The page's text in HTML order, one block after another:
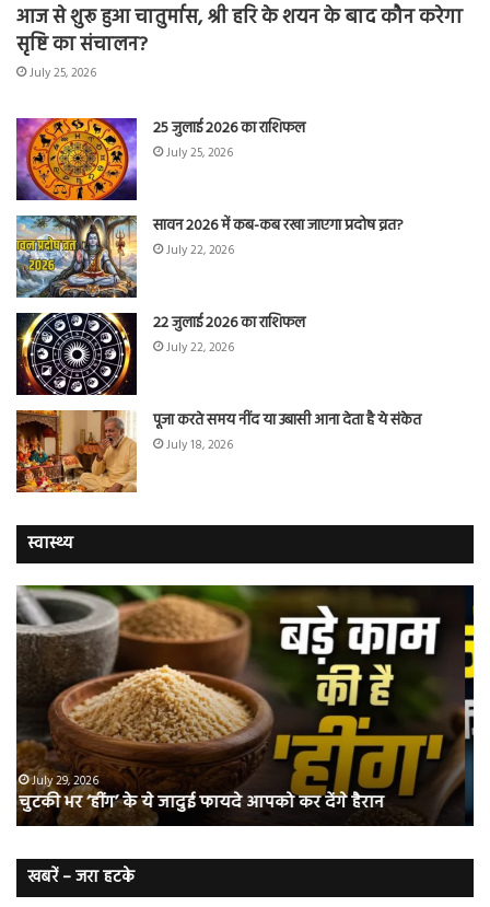
आज से शुरू हुआ चातुर्मास, श्री हरि के शयन के बाद कौन करेगा
सृष्टि का संचालन?
July 25, 2026
25 जुलाई 2026 का राशिफल
July 25, 2026
सावन 2026 में कब-कब रखा जाएगा प्रदोष व्रत?
July 22, 2026
22 जुलाई 2026 का राशिफल
July 22, 2026
पूजा करते समय नींद या उबासी आना देता है ये संकेत
July 18, 2026
स्वास्थ्य
वैज्ञानिकों
ने
बताया
कि
क्यों
स्मोकर्स
भी
हो
जाते
हैं
कैंसर का
शिकार
July 28, 2026
वैज्ञानिकों ने बताया कि क्यों नॉन-स्मोकर्स भी हो जाते हैं लंग
कैंसर का शिकार
में
की
खबरें – जरा हटके